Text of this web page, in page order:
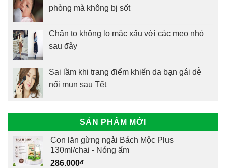
phòng mà không bị sốt
Chân to không lo mặc xấu với các mẹo nhỏ
sau đây
Sai lầm khi trang điểm khiến da bạn gái dễ
nổi mụn sau Tết
SẢN PHẨM MỚI
Con lăn gừng ngải Bách Mộc Plus
130ml/chai - Nóng ấm
286.000₫